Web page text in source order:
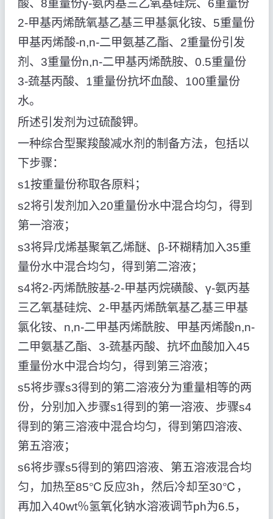
酸、8重量份γ-氨丙基三乙氧基硅烷、6重量份
2-甲基丙烯酰氧基乙基三甲基氯化铵、5重量份
甲基丙烯酸-n,n-二甲氨基乙酯、2重量份引发
剂、3重量份n,n-二甲基丙烯酰胺、0.5重量份
3-巯基丙酸、1重量份抗坏血酸、100重量份
水。
所述引发剂为过硫酸钾。
一种综合型聚羧酸减水剂的制备方法，包括以
下步骤：
s1按重量份称取各原料；
s2将引发剂加入20重量份水中混合均匀，得到
第一溶液；
s3将异戊烯基聚氧乙烯醚、β-环糊精加入35重
量份水中混合均匀，得到第二溶液；
s4将2-丙烯酰胺基-2-甲基丙烷磺酸、γ-氨丙基
三乙氧基硅烷、2-甲基丙烯酰氧基乙基三甲基
氯化铵、n,n-二甲基丙烯酰胺、甲基丙烯酸n,n-
二甲氨基乙酯、3-巯基丙酸、抗坏血酸加入45
重量份水中混合均匀，得到第三溶液；
s5将步骤s3得到的第二溶液分为重量相等的两
份，分别加入步骤s1得到的第一溶液、步骤s4
得到的第三溶液中混合均匀，得到第四溶液、
第五溶液；
s6将步骤s5得到的第四溶液、第五溶液混合均
匀，加热至85℃反应3h，然后冷却至30℃，
再加入40wt％氢氧化钠水溶液调节ph为6.5，